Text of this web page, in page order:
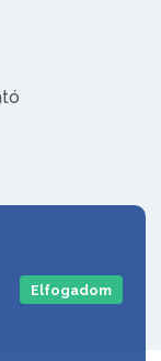
Elfogadom